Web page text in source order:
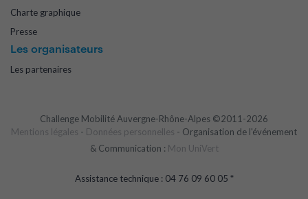
Charte graphique
Presse
Les organisateurs
Les partenaires
Challenge Mobilité Auvergne-Rhône-Alpes ©2011-2026
Mentions légales - Données personnelles - Organisation de l'événement
& Communication : Mon UniVert
Assistance technique : 04 76 09 60 05 *